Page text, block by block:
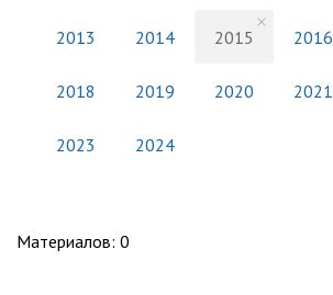
2013 2014 2015 2016
2018 2019 2020 2021
2023 2024
Материалов: 0